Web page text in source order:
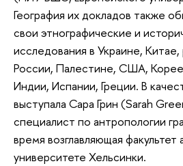
География их докладов также
свои этнографические и
исследования в Украине, Китае,
России, Палестине, США, Корее,
Индии, Испании, Греции. В
выступала Сара Грин (Sarah
специалист по антропологии
время возглавляющая факультет
университете Хельсинки.